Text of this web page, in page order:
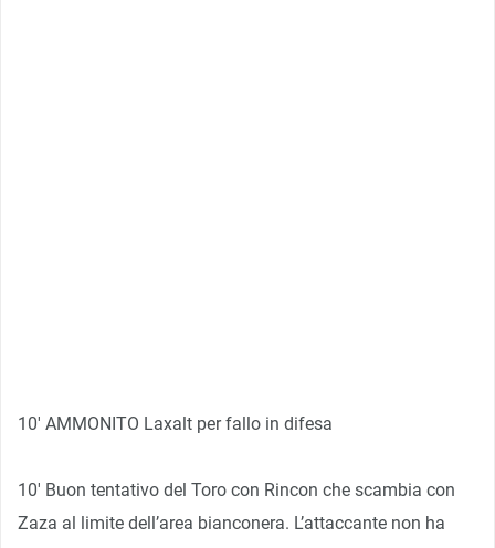
10′ AMMONITO Laxalt per fallo in difesa
10′ Buon tentativo del Toro con Rincon che scambia con
Zaza al limite dell’area bianconera. L’attaccante non ha